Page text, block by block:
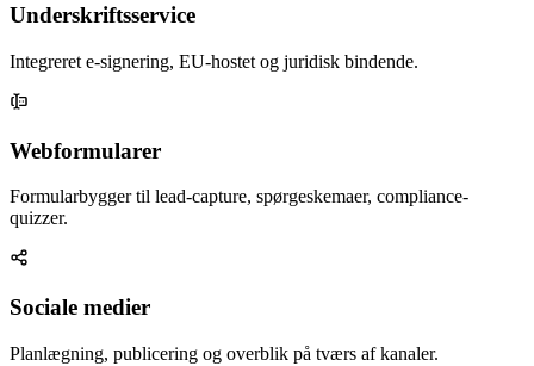
Underskriftsservice
Integreret e-signering, EU-hostet og juridisk bindende.
Webformularer
Formularbygger til lead-capture, spørgeskemaer, compliance-
quizzer.
Sociale medier
Planlægning, publicering og overblik på tværs af kanaler.